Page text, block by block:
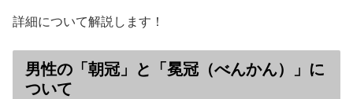
詳細について解説します！
男性の「朝冠」と「冕冠（べんかん）」に
ついて